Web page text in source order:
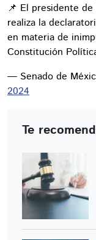
📌 El presidente
realiza la
en materia de
Constitución
— Senado de
2024
Te